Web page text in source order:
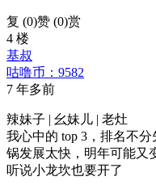
复 (0)赞 (0)赏
4 楼
基叔
咕噜币：9582
7 年多前
辣妹子 | 幺妹儿 | 老灶
我心中的 top 3，排名不
锅发展太快，明年可能又
听说小龙坎也要开了